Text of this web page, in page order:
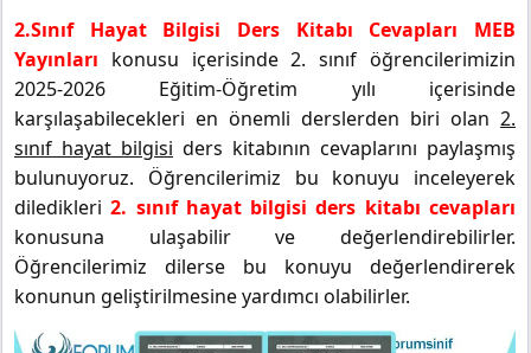
2.Sınıf Hayat Bilgisi Ders Kitabı Cevapları MEB
Yayınları konusu içerisinde 2. sınıf öğrencilerimizin
2025-2026 Eğitim-Öğretim yılı içerisinde
karşılaşabilecekleri en önemli derslerden biri olan 2.
sınıf hayat bilgisi ders kitabının cevaplarını paylaşmış
bulunuyoruz. Öğrencilerimiz bu konuyu inceleyerek
diledikleri2. sınıf hayat bilgisi ders kitabı cevapları
konusuna ulaşabilir ve değerlendirebilirler.
Öğrencilerimiz dilerse bu konuyu değerlendirerek
konunun geliştirilmesine yardımcı olabilirler.